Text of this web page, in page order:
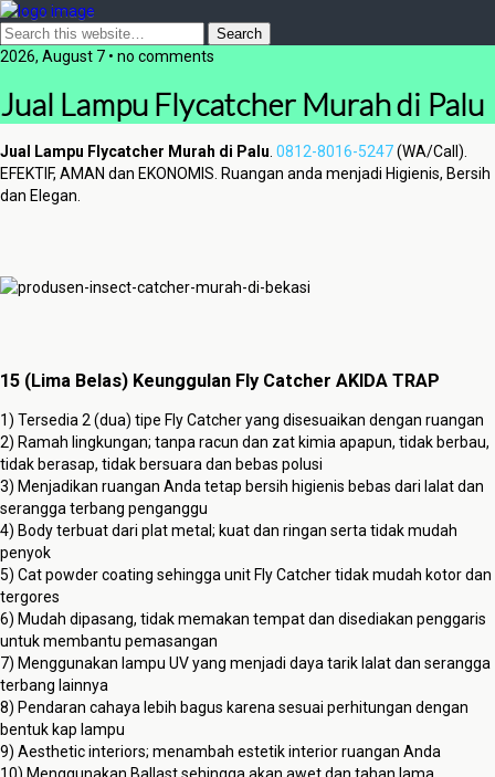
2026, August 7 • no comments
Jual Lampu Flycatcher Murah di Palu
Jual Lampu Flycatcher Murah di Palu 0812-8016-5247(WA/Call).
EFEKTIF, AMAN dan EKONOMIS. Ruangan anda menjadi Higienis, Bersih
dan Elegan.
15 (Lima Belas) Keunggulan Fly Catcher AKIDA TRAP
1) Tersedia 2 (dua) tipe Fly Catcher yang disesuaikan dengan ruangan
2) Ramah lingkungan; tanpa racun dan zat kimia apapun, tidak berbau,
tidak berasap, tidak bersuara dan bebas polusi
3) Menjadikan ruangan Anda tetap bersih higienis bebas dari lalat dan
serangga terbang penganggu
4) Body terbuat dari plat metal; kuat dan ringan serta tidak mudah
penyok
5) Cat powder coating sehingga unit Fly Catcher tidak mudah kotor dan
tergores
6) Mudah dipasang, tidak memakan tempat dan disediakan penggaris
untuk membantu pemasangan
7) Menggunakan lampu UV yang menjadi daya tarik lalat dan serangga
terbang lainnya
8) Pendaran cahaya lebih bagus karena sesuai perhitungan dengan
bentuk kap lampu
9) Aesthetic interiors; menambah estetik interior ruangan Anda